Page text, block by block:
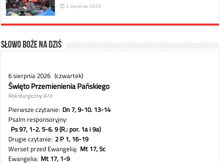
1 sierpnia 2026
Słowo Boże na dziś